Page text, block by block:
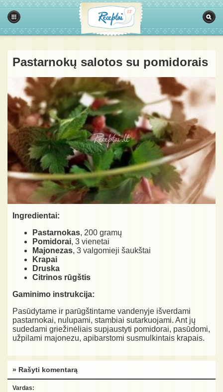
Pastarnokų salotos su pomidorais
Ingredientai:
Pastarnokas, 200 gramų
Pomidorai, 3 vienetai
Majonezas, 3 valgomieji šaukštai
Krapai
Druska
Citrinos rūgštis
Gaminimo instrukcija:
Pasūdytame ir parūgštintame vandenyje išverdami
pastarnokai, nulupami, stambiai sutarkuojami. Ant jų
sudedami griežinėliais supjaustyti pomidorai, pasūdomi,
užpilami majonezu, apibarstomi susmulkintais krapais.
» Rašyti komentarą
Vardas: